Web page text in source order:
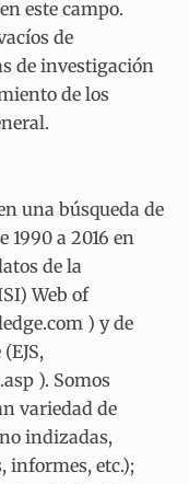
este campo.
de
de investigación
de los
una búsqueda de
a 2016 en
de la
Web of
) y de
). Somos
variedad de
indizadas,
informes, etc.);